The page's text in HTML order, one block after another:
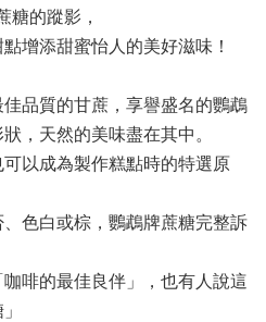
糖的蹤影，
增添甜蜜怡人的美好滋味！
品質的甘蔗，享譽盛名的鸚鵡
，天然的美味盡在其中。
以成為製作糕點時的特選原
色白或棕，鸚鵡牌蔗糖完整訴
啡的最佳良伴」，也有人說這